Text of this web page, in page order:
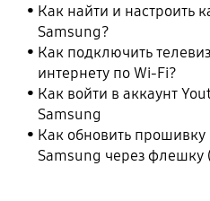
Как найти и настроить
Samsung?
Как подключить
интернету по Wi-Fi?
Как войти в аккаунт
Samsung
Как обновить прошивку
Samsung через флешку